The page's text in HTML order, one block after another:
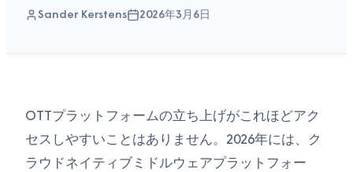
Sander Kerstens 2026年3月6日
OTTプラットフォームの立ち上げがこれほどアク
セスしやすいことはありません。2026年には、ク
ラウドネイティブミドルウェアプラットフォー